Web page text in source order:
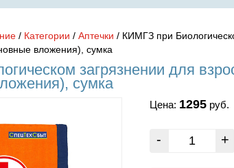
/ Категории / Аптечки / КИМГЗ при
вложения), сумка
загрязнении для
сумка
Цена: 1295 руб.